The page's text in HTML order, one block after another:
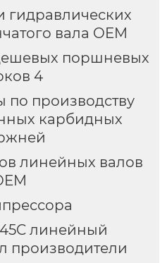
гидравлических
вала OEM
поршневых
4
по производству
карбидных
линейных валов
линейный
производители